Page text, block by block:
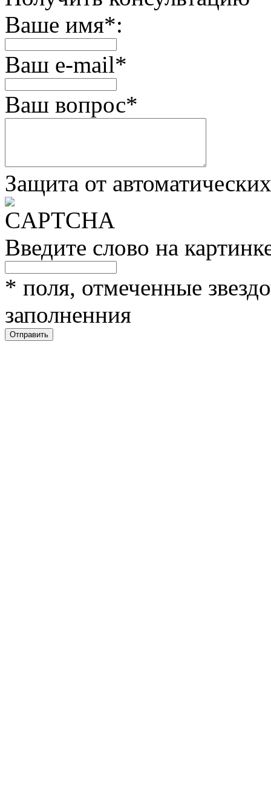
Ваше имя*:
Ваш e-mail*
Ваш вопрос*
Защита от
Введите слово на
* поля, отмеченные
заполненния